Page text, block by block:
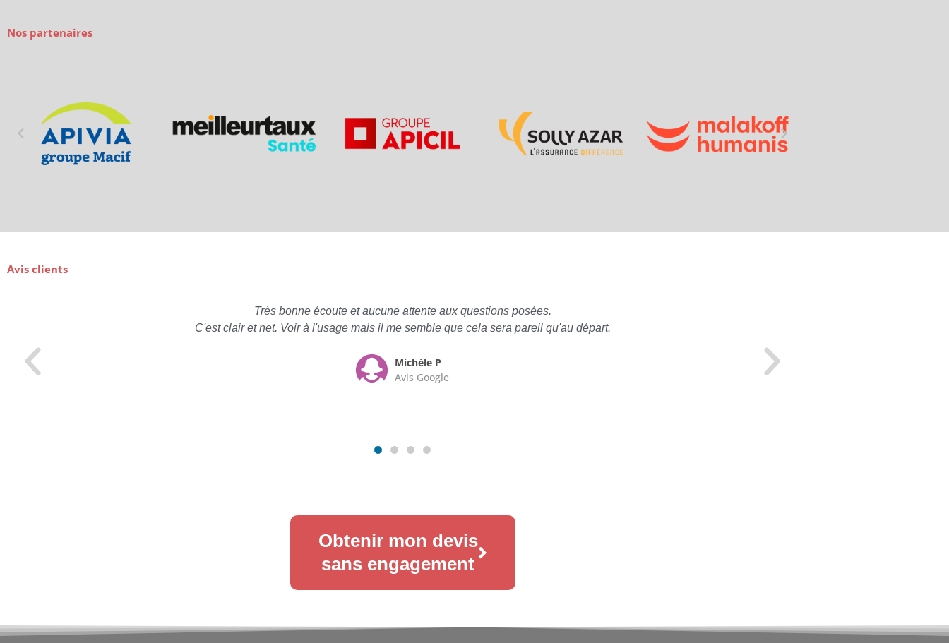
Nos partenaires
Avis clients
Très bonne écoute et aucune attente aux questions posées.
C'est clair et net. Voir à l'usage mais il me semble que cela sera pareil qu'au départ.
Michèle P
Avis Google
Obtenir mon devis
sans engagement